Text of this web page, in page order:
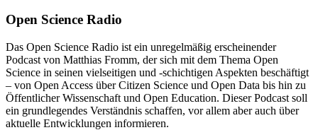
Open Science Radio
Das Open Science Radio ist ein unregelmäßig erscheinender
Podcast von Matthias Fromm, der sich mit dem Thema Open
Science in seinen vielseitigen und -schichtigen Aspekten beschäftigt
– von Open Access über Citizen Science und Open Data bis hin zu
Öffentlicher Wissenschaft und Open Education. Dieser Podcast soll
ein grundlegendes Verständnis schaffen, vor allem aber auch über
aktuelle Entwicklungen informieren.